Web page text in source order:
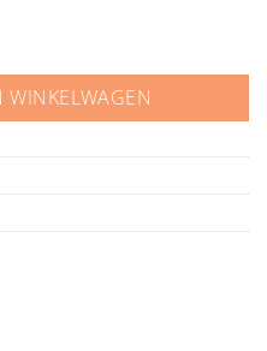
WINKELWAGEN